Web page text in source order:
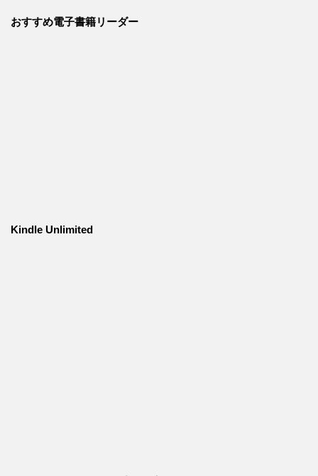
おすすめ電子書籍リーダー
Kindle Unlimited